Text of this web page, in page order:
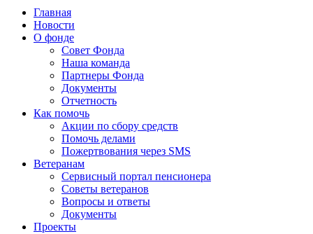
Главная
Новости
О фонде
Совет Фонда
Наша команда
Партнеры Фонда
Документы
Отчетность
Как помочь
Акции по сбору средств
Помочь делами
Пожертвования через SMS
Ветеранам
Сервисный портал пенсионера
Советы ветеранов
Вопросы и ответы
Документы
Проекты